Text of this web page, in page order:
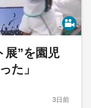
展”を園児
た」
3日前